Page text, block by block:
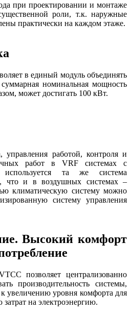
при проектировании и монтаже
роли, т.к. наружные
практически на каждом этаже.
в единый модуль объединять
номинальная мощность
может достигать 100 кВт.
управления работой, контроля и
работ в VRF системах с
та же система
что и в воздушных системах –
климатическую систему можно
систему управления
Высокий комфорт
позволяет централизованно
производительность системы,
увеличению уровня комфорта для
на электроэнергию.